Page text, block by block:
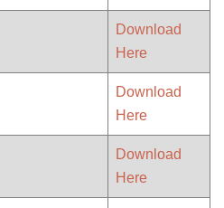
Download
Here
Download
Here
Download
Here